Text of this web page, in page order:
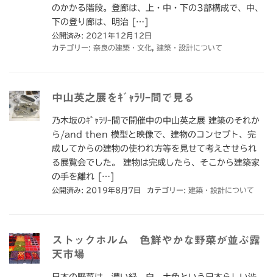
のかかる階段。登廊は、上・中・下の3部構成で、中、
下の登り廊は、明治 […]
公開済み: 2021年12月12日
カテゴリー: 奈良の建築・文化 建築・設計について
中山英之展をｷﾞｬﾗﾘｰ間で見る
乃木坂のｷﾞｬﾗﾘｰ間で開催中の中山英之展 建築のそれか
ら/and then 模型と映像で、建物のコンセプト、完
成してからの建物の使われ方等を見せて考えさせられ
る展覧会でした。 建物は完成したら、そこから建築家
の手を離れ […]
公開済み: 2019年8月7日 カテゴリー: 建築・設計について
ストックホルム 色鮮やかな野菜が並ぶ露
天市場